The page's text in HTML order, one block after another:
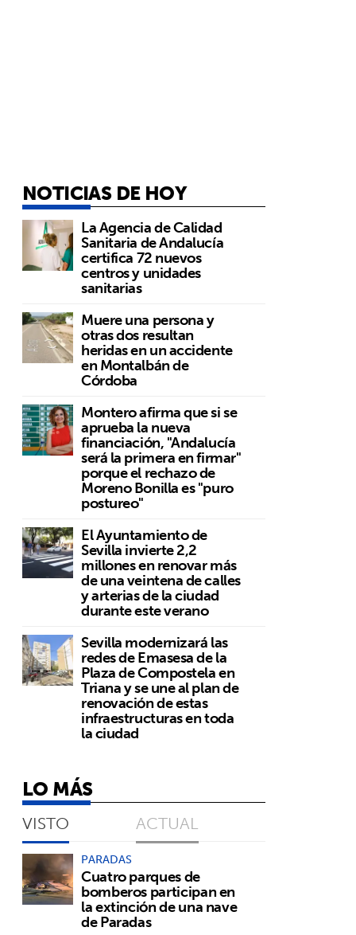
NOTICIAS DE HOY
La Agencia de Calidad
Sanitaria de Andalucía
certifica 72 nuevos
centros y unidades
sanitarias
Muere una persona y
otras dos resultan
heridas en un accidente
en Montalbán de
Córdoba
Montero afirma que si se
aprueba la nueva
financiación, "Andalucía
será la primera en firmar"
porque el rechazo de
Moreno Bonilla es "puro
postureo"
El Ayuntamiento de
Sevilla invierte 2,2
millones en renovar más
de una veintena de calles
y arterias de la ciudad
durante este verano
Sevilla modernizará las
redes de Emasesa de la
Plaza de Compostela en
Triana y se une al plan de
renovación de estas
infraestructuras en toda
la ciudad
LO MÁS
VISTO ACTUAL
PARADAS
Cuatro parques de
bomberos participan en
la extinción de una nave
de Paradas